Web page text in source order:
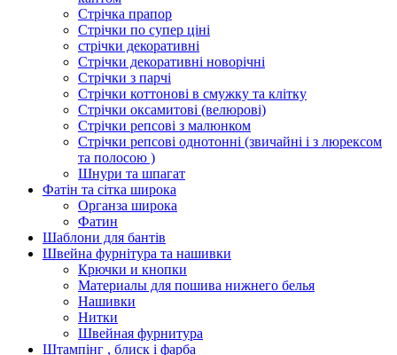
Стрічка прапор
Стрічки по супер ціні
стрічки декоративні
Стрічки декоративні новорічні
Стрічки з парчі
Стрічки коттонові в смужку та клітку
Стрічки оксамитові (велюрові)
Стрічки репсові з малюнком
Стрічки репсові однотонні (звичайні і з люрексом
та полосою )
Шнури та шпагат
Фатін та сітка широка
Органза широка
Фатин
Шаблони для бантів
Швейна фурнітура та нашивки
Крючки и кнопки
Материалы для пошива нижнего белья
Нашивки
Нитки
Швейная фурнитура
Штампінг , блиск і фарба